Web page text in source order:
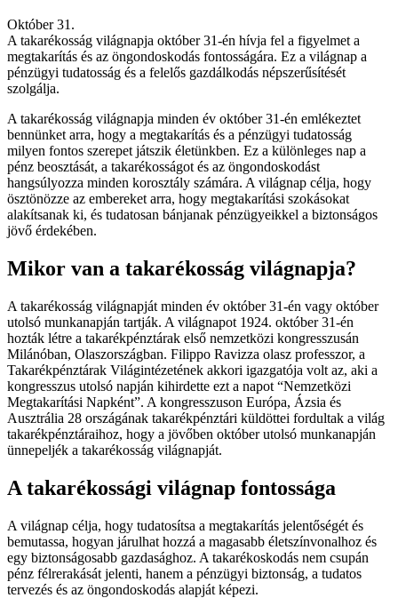
Október 31.
A takarékosság világnapja október 31-én hívja fel a figyelmet a
megtakarítás és az öngondoskodás fontosságára. Ez a világnap a
pénzügyi tudatosság és a felelős gazdálkodás népszerűsítését
szolgálja.
A takarékosság világnapja minden év október 31-én emlékeztet
bennünket arra, hogy a megtakarítás és a pénzügyi tudatosság
milyen fontos szerepet játszik életünkben. Ez a különleges nap a
pénz beosztását, a takarékosságot és az öngondoskodást
hangsúlyozza minden korosztály számára. A világnap célja, hogy
ösztönözze az embereket arra, hogy megtakarítási szokásokat
alakítsanak ki, és tudatosan bánjanak pénzügyeikkel a biztonságos
jövő érdekében.
Mikor van a takarékosság világnapja?
A takarékosság világnapját minden év október 31-én vagy október
utolsó munkanapján tartják. A világnapot 1924. október 31-én
hozták létre a takarékpénztárak első nemzetközi kongresszusán
Milánóban, Olaszországban. Filippo Ravizza olasz professzor, a
Takarékpénztárak Világintézetének akkori igazgatója volt az, aki a
kongresszus utolsó napján kihirdette ezt a napot “Nemzetközi
Megtakarítási Napként”. A kongresszuson Európa, Ázsia és
Ausztrália 28 országának takarékpénztári küldöttei fordultak a világ
takarékpénztáraihoz, hogy a jövőben október utolsó munkanapján
ünnepeljék a takarékosság világnapját.
A takarékossági világnap fontossága
A világnap célja, hogy tudatosítsa a megtakarítás jelentőségét és
bemutassa, hogyan járulhat hozzá a magasabb életszínvonalhoz és
egy biztonságosabb gazdasághoz. A takarékoskodás nem csupán
pénz félrerakását jelenti, hanem a pénzügyi biztonság, a tudatos
tervezés és az öngondoskodás alapját képezi.